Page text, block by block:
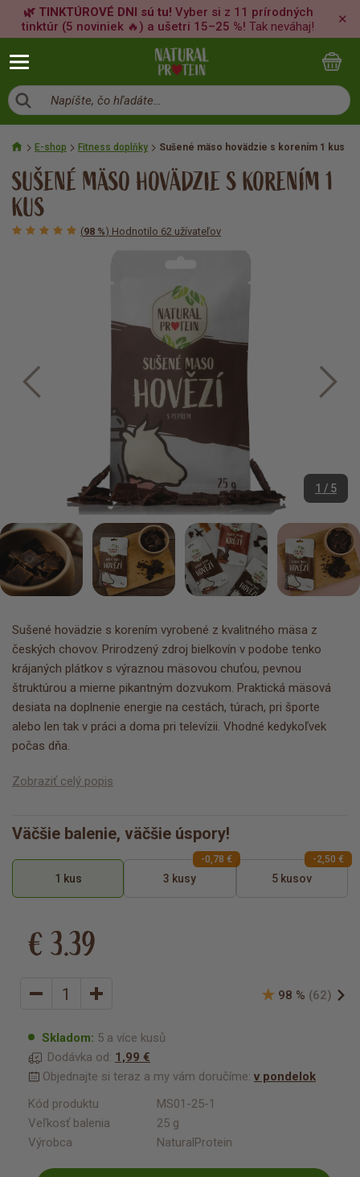
🌿 TINKTÚROVÉ DNI sú tu! Vyber si z 11 prírodných
tinktúr (5 noviniek 🔥) a ušetri 15–25 %! Tak neváhaj!
✕
Napíšte, čo hľadáte…
E-shop Fitness doplňky Sušené mäso hovädzie s korením 1 kus
SUŠENÉ MÄSO HOVÄDZIE S KORENÍM 1
KUS
(98 %) Hodnotilo 62 užívateľov
1 / 5
Sušené hovädzie s korením vyrobené z kvalitného mäsa z
českých chovov. Prirodzený zdroj bielkovín v podobe tenko
krájaných plátkov s výraznou mäsovou chuťou, pevnou
štruktúrou a mierne pikantným dozvukom. Praktická mäsová
desiata na doplnenie energie na cestách, túrach, pri športe
alebo len tak v práci a doma pri televízii. Vhodné kedykoľvek
počas dňa.
Zobraziť celý popis
Väčšie balenie, väčšie úspory!
1 kus 3 kusy
-0,78 €
5 kusov
-2,50 €
98 % (62)
€ 3.39
Skladom: 5 a více kusů
Dodávka od: 1,99 €
Objednajte si teraz a my vám doručíme: v pondelok
Kód produktu
MS01-25-1
Veľkosť balenia
25 g
Výrobca
NaturalProtein